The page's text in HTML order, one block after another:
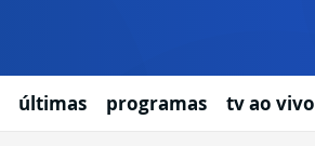
últimas programas tv ao vivo